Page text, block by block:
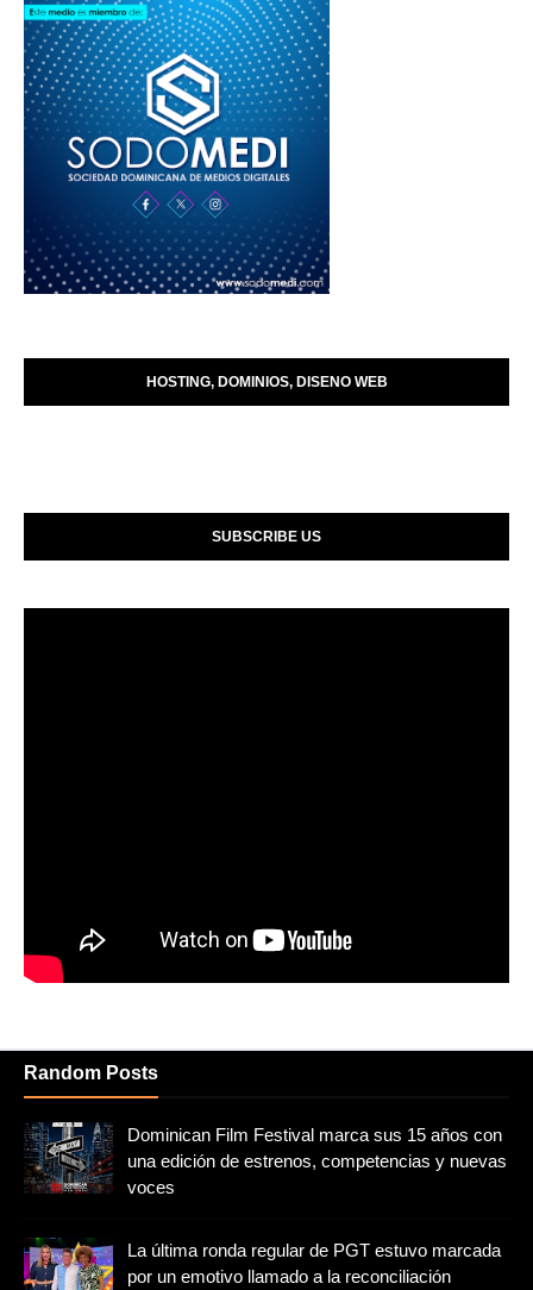
HOSTING, DOMINIOS, DISENO WEB
SUBSCRIBE US
Random Posts
Dominican Film Festival marca sus 15 años con
una edición de estrenos, competencias y nuevas
voces
La última ronda regular de PGT estuvo marcada
por un emotivo llamado a la reconciliación